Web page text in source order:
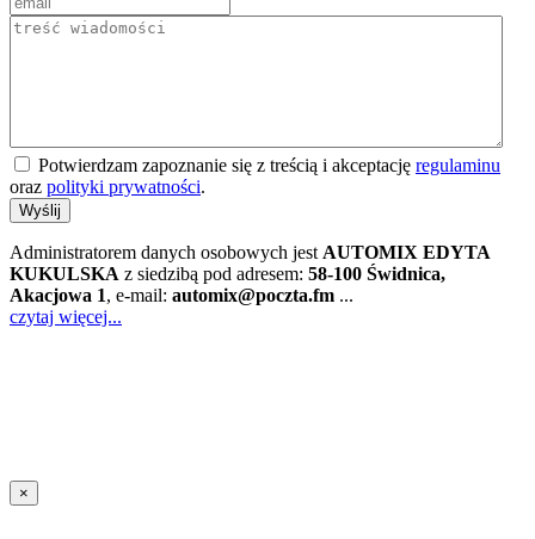
Potwierdzam zapoznanie się z treścią i akceptację regulaminu
oraz polityki prywatności.
Wyślij
Administratorem danych osobowych jest AUTOMIX EDYTA
KUKULSKA z siedzibą pod adresem: 58-100 Świdnica,
Akacjowa 1, e-mail: automix@poczta.fm ...
czytaj więcej...
×